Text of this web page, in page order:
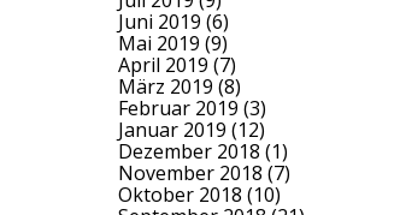
Juni 2019 (6)
Mai 2019 (9)
April 2019 (7)
März 2019 (8)
Februar 2019 (3)
Januar 2019 (12)
Dezember 2018 (1)
November 2018 (7)
Oktober 2018 (10)